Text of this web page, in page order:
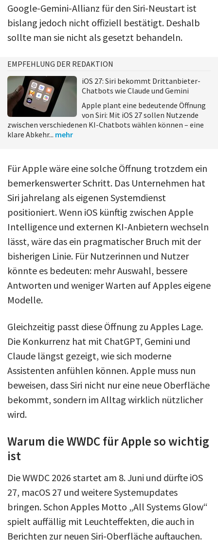
Google-Gemini-Allianz für den Siri-Neustart ist
bislang jedoch nicht offiziell bestätigt. Deshalb
sollte man sie nicht als gesetzt behandeln.
EMPFEHLUNG DER REDAKTION
iOS 27: Siri bekommt Drittanbieter-
Chatbots wie Claude und Gemini
Apple plant eine bedeutende Öffnung
von Siri: Mit iOS 27 sollen Nutzende
zwischen verschiedenen KI-Chatbots wählen können – eine
klare Abkehr... mehr
Für Apple wäre eine solche Öffnung trotzdem ein
bemerkenswerter Schritt. Das Unternehmen hat
Siri jahrelang als eigenen Systemdienst
positioniert. Wenn iOS künftig zwischen Apple
Intelligence und externen KI-Anbietern wechseln
lässt, wäre das ein pragmatischer Bruch mit der
bisherigen Linie. Für Nutzerinnen und Nutzer
könnte es bedeuten: mehr Auswahl, bessere
Antworten und weniger Warten auf Apples eigene
Modelle.
Gleichzeitig passt diese Öffnung zu Apples Lage.
Die Konkurrenz hat mit ChatGPT, Gemini und
Claude längst gezeigt, wie sich moderne
Assistenten anfühlen können. Apple muss nun
beweisen, dass Siri nicht nur eine neue Oberfläche
bekommt, sondern im Alltag wirklich nützlicher
wird.
Warum die WWDC für Apple so wichtig
ist
Die WWDC 2026 startet am 8. Juni und dürfte iOS
27, macOS 27 und weitere Systemupdates
bringen. Schon Apples Motto „All Systems Glow“
spielt auffällig mit Leuchteffekten, die auch in
Berichten zur neuen Siri-Oberfläche auftauchen.